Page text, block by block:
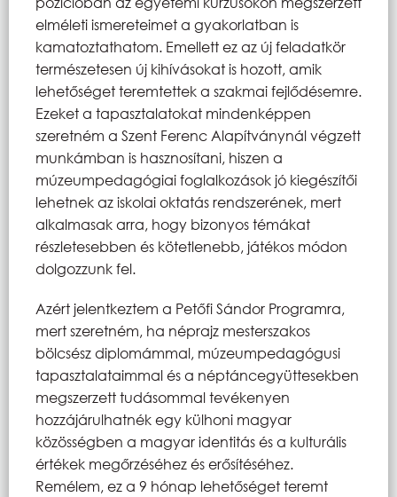
elméleti ismereteimet a gyakorlatban is
kamatoztathatom. Emellett ez az új feladatkör
természetesen új kihívásokat is hozott, amik
lehetőséget teremtettek a szakmai fejlődésemre.
Ezeket a tapasztalatokat mindenképpen
szeretném a Szent Ferenc Alapítványnál végzett
munkámban is hasznosítani, hiszen a
múzeumpedagógiai foglalkozások jó kiegészítői
lehetnek az iskolai oktatás rendszerének, mert
alkalmasak arra, hogy bizonyos témákat
részletesebben és kötetlenebb, játékos módon
dolgozzunk fel.
Azért jelentkeztem a Petőfi Sándor Programra,
mert szeretném, ha néprajz mesterszakos
bölcsész diplomámmal, múzeumpedagógusi
tapasztalataimmal és a néptáncegyüttesekben
megszerzett tudásommal tevékenyen
hozzájárulhatnék egy külhoni magyar
közösségben a magyar identitás és a kulturális
értékek megőrzéséhez és erősítéséhez.
Remélem, ez a 9 hónap lehetőséget teremt